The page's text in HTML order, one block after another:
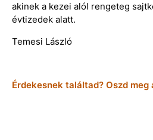
akinek a kezei alól rengeteg
évtizedek alatt.
Temesi László
Érdekesnek találtad? Oszd meg